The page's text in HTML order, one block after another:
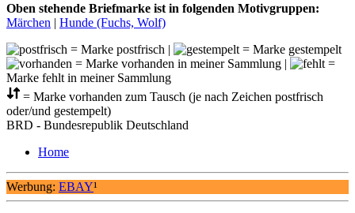
Oben stehende Briefmarke ist in folgenden Motivgruppen:
Märchen | Hunde (Fuchs, Wolf)
= Marke postfrisch |
= Marke gestempelt
= Marke vorhanden in meiner Sammlung |
=
Marke fehlt in meiner Sammlung
= Marke vorhanden zum Tausch (je nach Zeichen postfrisch
oder/und gestempelt)
BRD - Bundesrepublik Deutschland
Home
Werbung: EBAY¹